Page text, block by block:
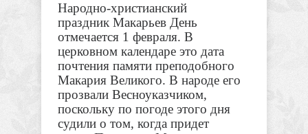
Народно-христианский
праздник Макарьев День
отмечается 1 февраля. В
церковном календаре это дата
почтения памяти преподобного
Макария Великого. В народе его
прозвали Весноуказчиком,
поскольку по погоде этого дня
судили о том, когда придет